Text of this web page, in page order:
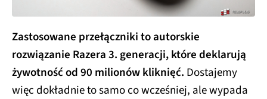
Zastosowane przełączniki to autorskie
rozwiązanie Razera 3. generacji, które deklarują
żywotność od 90 milionów kliknięć. Dostajemy
więc dokładnie to samo co wcześniej, ale wypada